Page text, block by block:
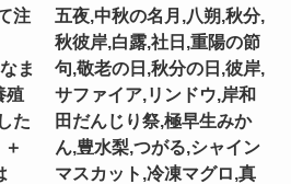
注
ま
殖
た
五夜,中秋の名月,八朔,秋分,
秋彼岸,白露,社日,重陽の節
句,敬老の日,秋分の日,彼岸,
サファイア,リンドウ,岸和
田だんじり祭,極早生みか
ん,豊水梨,つがる,シャイン
マスカット,冷凍マグロ,真